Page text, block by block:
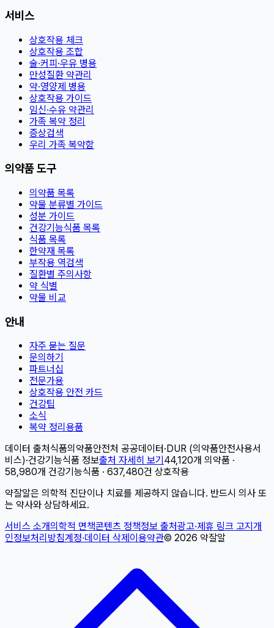
서비스
상호작용 체크
상호작용 조합
술·커피·우유 병용
만성질환 약관리
약·영양제 병용
상호작용 가이드
임신·수유 약관리
가족 복약 정리
증상검색
우리 가족 복약함
의약품 도구
의약품 목록
약물 분류별 가이드
성분 가이드
건강기능식품 목록
식품 목록
한약재 목록
부작용 역검색
질환별 주의사항
약 식별
약물 비교
안내
자주 묻는 질문
문의하기
파트너십
전문가용
상호작용 안전 카드
건강팁
소식
복약 정리용품
데이터 출처 식품의약품안전처 공공데이터 · DUR (의약품안전사용서
비스)·건강기능식품 정보출처 자세히 보기 44,120개 의약품 ·
58,980개 건강기능식품 · 637,480건 상호작용
약잘알은 의학적 진단이나 치료를 제공하지 않습니다. 반드시 의사 또
는 약사와 상담하세요.
서비스 소개의학적 면책콘텐츠 정책정보 출처광고·제휴 링크 고지 개
인정보처리방침계정·데이터 삭제 이용약관© 2026 약잘알